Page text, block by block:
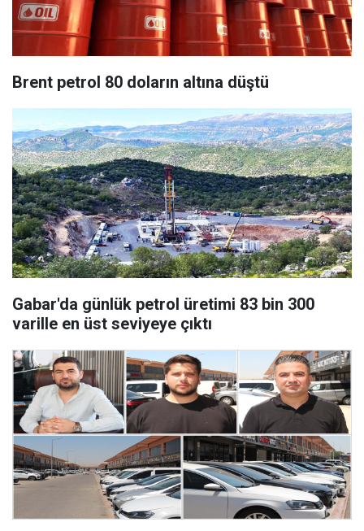
Brent petrol 80 doların altına düştü
Gabar'da günlük petrol üretimi 83 bin 300
varille en üst seviyeye çıktı